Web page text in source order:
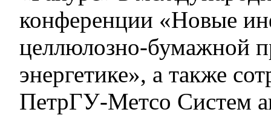
конференции «Новые
целлюлозно-бумажной
энергетике», а также
ПетрГУ-Метсо Систем